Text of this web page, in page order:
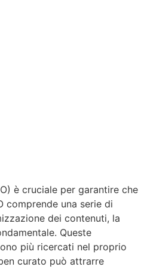
è cruciale per garantire che
comprende una serie di
dei contenuti, la
Queste
più ricercati nel proprio
curato può attrarre